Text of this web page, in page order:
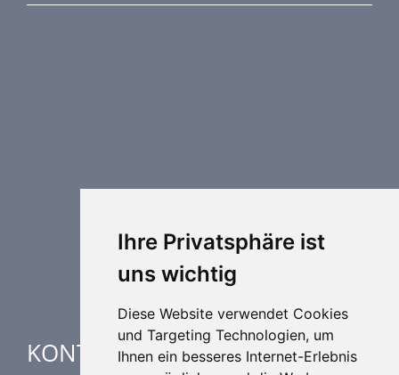
Ihre Privatsphäre ist
uns wichtig
Diese Website verwendet Cookies
und Targeting Technologien, um
Ihnen ein besseres Internet-Erlebnis
Weitere Elemente Lufttechnik
Industrielle heizung und kühlung
KONTAKTE